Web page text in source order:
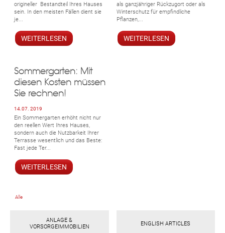
ebo ed ats
origineller Bestandteil Ihres Hauses
sein. In den meisten Fällen dient sie
je...
WEITERLESEN
als ganzjähriger Rückzugort oder als
Winterschutz für empfindliche
Pflanzen,...
WEITERLESEN
Sommergarten: Mit
diesen Kosten müssen
Sie rechnen!
14.07. 2019
Ein Sommergarten erhöht nicht nur
den reellen Wert Ihres Hauses,
sondern auch die Nutzbarkeit Ihrer
Terrasse wesentlich und das Beste:
Fast jede Ter...
WEITERLESEN
Alle
ANLAGE &
VORSORGEIMMOBILIEN
ENGLISH ARTICLES